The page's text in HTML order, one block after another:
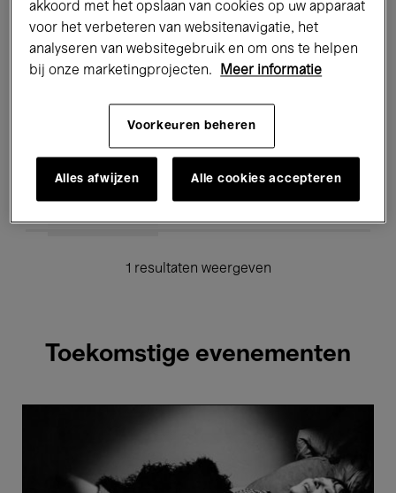
Jazz Klassieke Muziek Global Music
Elektronische Muziek
Onderwijs Rondleidingen
Hosted Events
1 resultaten weergeven
Toekomstige evenementen
akkoord met het opslaan van cookies op uw apparaat
voor het verbeteren van websitenavigatie, het
analyseren van websitegebruik en om ons te helpen
bij onze marketingprojecten.
Meer informatie
Voorkeuren beheren
Alles afwijzen Alle cookies accepteren